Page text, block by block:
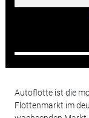
Autoflotte ist die
Flottenmarkt im